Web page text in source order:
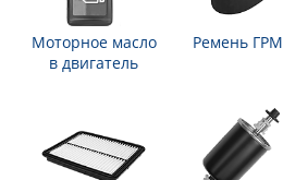
Моторное масло
в двигатель
Ремень ГРМ